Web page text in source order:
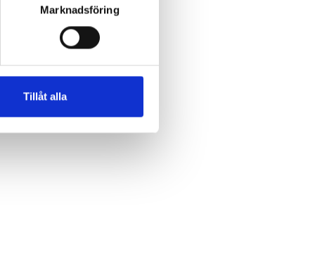
Marknadsföring
Tillåt alla